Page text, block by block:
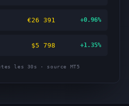
€26 391 +0.96%
$5 798 +1.35%
les 30s · source MT5